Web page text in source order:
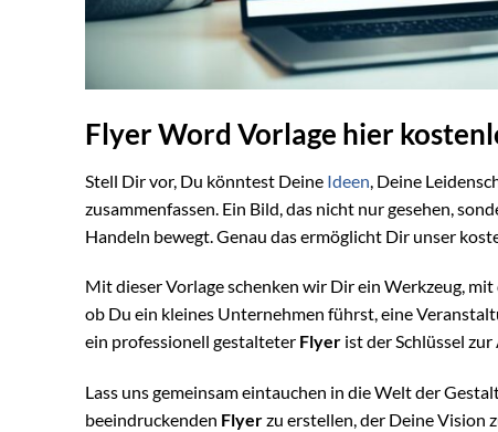
Flyer Word Vorlage hier
Stell Dir vor, Du könntest Deine Ideen , Deine
zusammenfassen. Ein Bild, das nicht nur gesehen,
Handeln bewegt. Genau das ermöglicht Dir unser
Mit dieser Vorlage schenken wir Dir ein Werkzeug,
ob Du ein kleines Unternehmen führst, eine
ein professionell gestalteter Flyer ist der Schlüssel
Lass uns gemeinsam eintauchen in die Welt der
beeindruckenden Flyerzu erstellen, der Deine Vision